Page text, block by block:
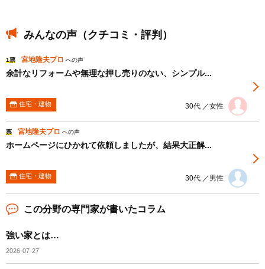
みんなの声（クチコミ・評判）
1票 宮地隆夫プロ への声
余計なリフォームや無理な押し売りのない、シンプル...
住宅・建物 30代 ／女性
票 宮地隆夫プロ への声
ホームページにひかれて依頼しましたが、結果大正解...
住宅・建物 30代 ／男性
この分野の専門家が書いたコラム
強い家とは…
2026-07-27